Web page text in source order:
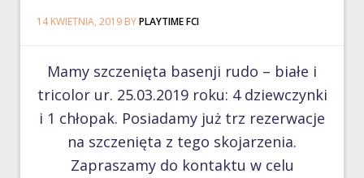
14 KWIETNIA, 2019 BYPLAYTIME FCI
Mamy szczenięta basenji rudo – białe i
tricolor ur. 25.03.2019 roku: 4 dziewczynki
i 1 chłopak. Posiadamy już trz rezerwacje
na szczenięta z tego skojarzenia.
Zapraszamy do kontaktu w celu